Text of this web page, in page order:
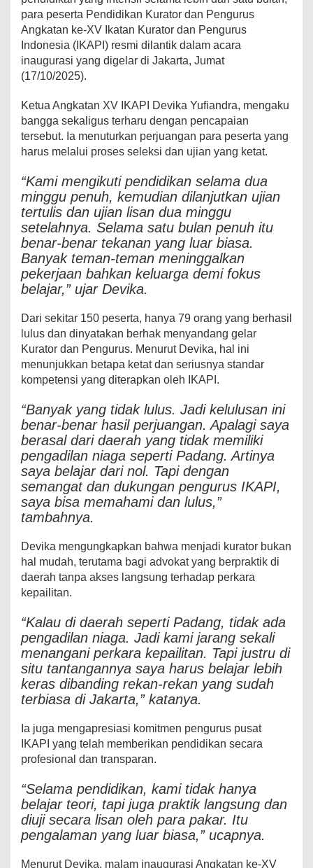
para peserta Pendidikan Kurator dan Pengurus
Angkatan ke-XV Ikatan Kurator dan Pengurus
Indonesia (IKAPI) resmi dilantik dalam acara
inaugurasi yang digelar di Jakarta, Jumat
(17/10/2025).
Ketua Angkatan XV IKAPI Devika Yufiandra, mengaku
bangga sekaligus terharu dengan pencapaian
tersebut. Ia menuturkan perjuangan para peserta yang
harus melalui proses seleksi dan ujian yang ketat.
“Kami mengikuti pendidikan selama dua
minggu penuh, kemudian dilanjutkan ujian
tertulis dan ujian lisan dua minggu
setelahnya. Selama satu bulan penuh itu
benar-benar tekanan yang luar biasa.
Banyak teman-teman meninggalkan
pekerjaan bahkan keluarga demi fokus
belajar,” ujar Devika.
Dari sekitar 150 peserta, hanya 79 orang yang berhasil
lulus dan dinyatakan berhak menyandang gelar
Kurator dan Pengurus. Menurut Devika, hal ini
menunjukkan betapa ketat dan seriusnya standar
kompetensi yang diterapkan oleh IKAPI.
“Banyak yang tidak lulus. Jadi kelulusan ini
benar-benar hasil perjuangan. Apalagi saya
berasal dari daerah yang tidak memiliki
pengadilan niaga seperti Padang. Artinya
saya belajar dari nol. Tapi dengan
semangat dan dukungan pengurus IKAPI,
saya bisa memahami dan lulus,”
tambahnya.
Devika mengungkapkan bahwa menjadi kurator bukan
hal mudah, terutama bagi advokat yang berpraktik di
daerah tanpa akses langsung terhadap perkara
kepailitan.
“Kalau di daerah seperti Padang, tidak ada
pengadilan niaga. Jadi kami jarang sekali
menangani perkara kepailitan. Tapi justru di
situ tantangannya saya harus belajar lebih
keras dibanding rekan-rekan yang sudah
terbiasa di Jakarta,” katanya.
Ia juga mengapresiasi komitmen pengurus pusat
IKAPI yang telah memberikan pendidikan secara
profesional dan transparan.
“Selama pendidikan, kami tidak hanya
belajar teori, tapi juga praktik langsung dan
diuji secara lisan oleh para pakar. Itu
pengalaman yang luar biasa,” ucapnya.
Menurut Devika, malam inaugurasi Angkatan ke-XV